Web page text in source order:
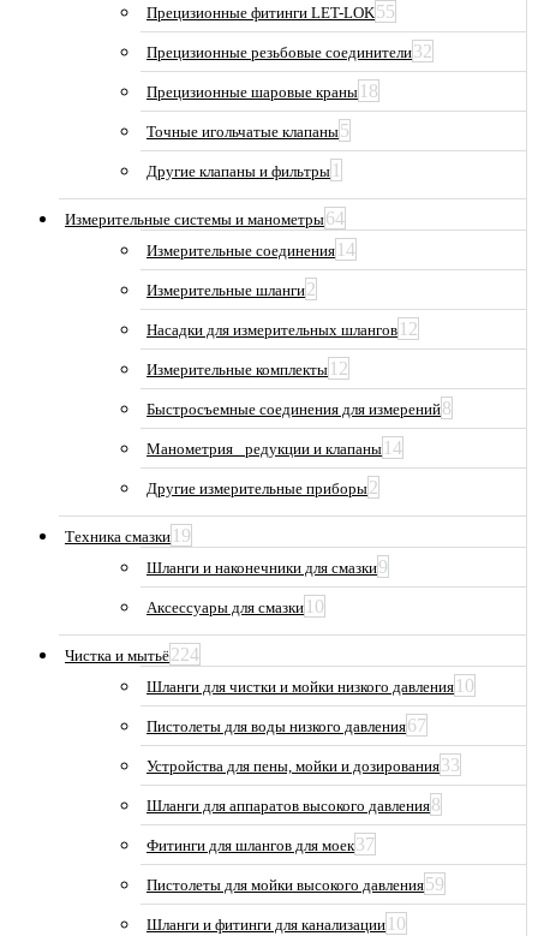
Прецизионные фитинги LET-LOK55
Прецизионные резьбовые соединители32
Прецизионные шаровые краны 18
Точные игольчатые клапаны5
Другие клапаны и фильтры 1
Измерительные системы и манометры64
Измерительные соединения 14
Измерительные шланги2
Насадки для измерительных шлангов 12
Измерительные комплекты 12
Быстросъемные соединения для измерений8
Манометрия_ редукции и клапаны 14
Другие измерительные приборы2
Техника смазки 19
Шланги и наконечники для смазки9
Аксессуары для смазки 10
Чистка и мытьё224
Шланги для чистки и мойки низкого давления 10
Пистолеты для воды низкого давления67
Устройства для пены, мойки и дозирования33
Шланги для аппаратов высокого давления8
Фитинги для шлангов для моек37
Пистолеты для мойки высокого давления59
Шланги и фитинги для канализации 10